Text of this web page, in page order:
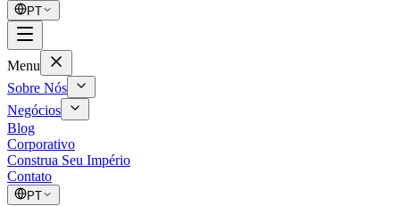
PT
Menu
Sobre Nós
Negócios
Blog
Corporativo
Construa Seu Império
Contato
PT